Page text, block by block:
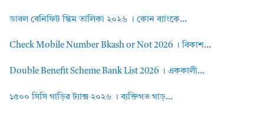
ডাবল বেনিফিট স্কিম তালিকা ২০২৬ । কোন ব্যাংকে...
Check Mobile Number Bkash or Not 2026 । বিকাশ...
Double Benefit Scheme Bank List 2026 । এককালী...
১৫০০ সিসি গাড়ির ট্যাক্স ২০২৬ । ব্যক্তিগত গাড়...